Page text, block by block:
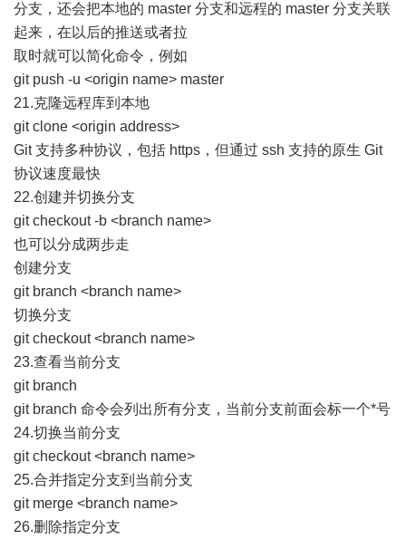
分支，还会把本地的 master 分支和远程的 master 分支关联
起来，在以后的推送或者拉
取时就可以简化命令，例如
git push -u <origin name> master
21.克隆远程库到本地
git clone <origin address>
Git 支持多种协议，包括 https，但通过 ssh 支持的原生 Git
协议速度最快
22.创建并切换分支
git checkout -b <branch name>
也可以分成两步走
创建分支
git branch <branch name>
切换分支
git checkout <branch name>
23.查看当前分支
git branch
git branch 命令会列出所有分支，当前分支前面会标一个*号
24.切换当前分支
git checkout <branch name>
25.合并指定分支到当前分支
git merge <branch name>
26.删除指定分支